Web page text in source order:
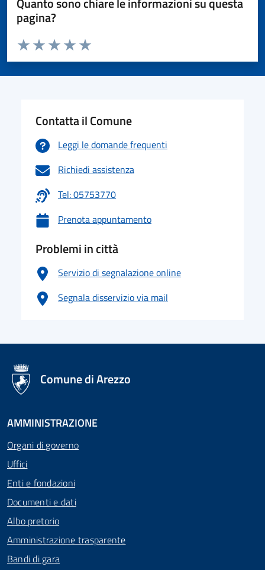
pagina?
Valuta da 1 a 5 stelle la pagina
Valuta 5 stelle su 5
Valuta 4 stelle su 5
Valuta 3 stelle su 5
Valuta 2 stelle su 5
Valuta 1 stelle su 5
Contatta il Comune
Leggi le domande frequenti
Richiedi assistenza
Tel: 05753770
Prenota appuntamento
Problemi in città
Servizio di segnalazione online
Segnala disservizio via mail
logo Unione Europea
Comune di Arezzo
AMMINISTRAZIONE
Organi di governo
Uffici
Enti e fondazioni
Documenti e dati
Albo pretorio
Amministrazione trasparente
Bandi di gara